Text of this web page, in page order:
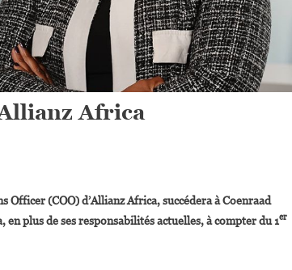
Africa
(COO) d’Allianz Africa, succédera à Coenraad
plus de ses responsabilités actuelles, à compter du 1er